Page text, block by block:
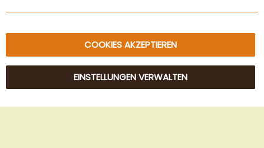
© 2025 Beans Kaffeehandel OG. Alle Rechte vorbehalten.
COOKIES AKZEPTIEREN
EINSTELLUNGEN VERWALTEN